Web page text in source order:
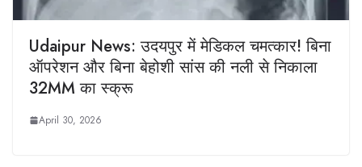
Udaipur News: उदयपुर में मेडिकल चमत्कार! बिना
ऑपरेशन और बिना बेहोशी सांस की नली से निकाला
32MM का स्क्रू
April 30, 2026